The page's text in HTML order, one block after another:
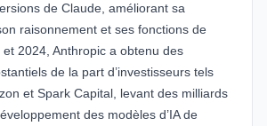
de Claude, améliorant sa
raisonnement et ses fonctions de
2024, Anthropic a obtenu des
de la part d’investisseurs tels
et Spark Capital, levant des milliards
des modèles d’IA de